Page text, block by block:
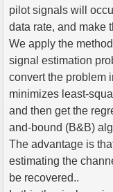
pilot signals will
data rate, and make
We apply the
signal estimation
convert the problem
minimizes least-
and then get the
and-bound (B&B)
The advantage is
estimating the
be recovered..